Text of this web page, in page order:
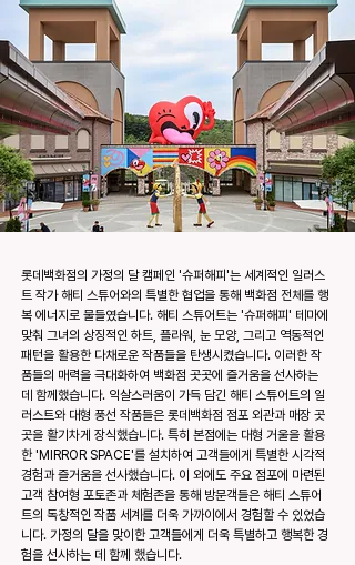
롯데백화점의 가정의 달 캠페인 '슈퍼해피'는 세계적인 일러스
트 작가 해티 스튜어와의 특별한 협업을 통해 백화점 전체를 행
복 에너지로 물들였습니다. 해티 스튜어트는 '슈퍼해피' 테마에
맞춰 그녀의 상징적인 하트, 플라워, 눈 모양, 그리고 역동적인
패턴을 활용한 다채로운 작품들을 탄생시켰습니다. 이러한 작
품들의 매력을 극대화하여 백화점 곳곳에 즐거움을 선사하는
데 함께했습니다. 익살스러움이 가득 담긴 해티 스튜어트의 일
러스트와 대형 풍선 작품들은 롯데백화점 점포 외관과 매장 곳
곳을 활기차게 장식했습니다. 특히 본점에는 대형 거울을 활용
한 'MIRROR SPACE'를 설치하여 고객들에게 특별한 시각적
경험과 즐거움을 선사했습니다. 이 외에도 주요 점포에 마련된
고객 참여형 포토존과 체험존을 통해 방문객들은 해티 스튜어
트의 독창적인 작품 세계를 더욱 가까이에서 경험할 수 있었습
니다. 가정의 달을 맞이한 고객들에게 더욱 특별하고 행복한 경
험을 선사하는 데 함께 했습니다.